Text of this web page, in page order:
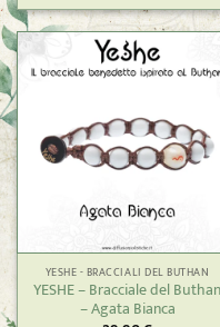
YESHE - BRACCIALI DEL BUTHAN
YESHE – Bracciale del Buthan
– Agata Bianca